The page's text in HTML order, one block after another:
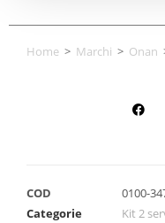
Home > Marchi > Onan
COD
0100-
Categorie
Kit 2